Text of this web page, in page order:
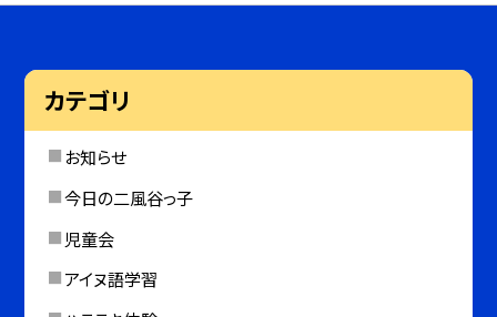
カテゴリ
お知らせ
今日の二風谷っ子
児童会
アイヌ語学習